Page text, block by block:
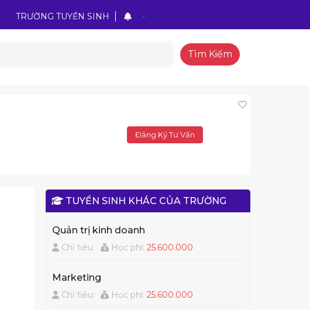
TRƯỜNG TUYỂN SINH
Tìm Kiếm
Đăng Ký Tư Vấn
TUYỂN SINH KHÁC CỦA TRƯỜNG
Quản trị kinh doanh
Chỉ tiêu: Học phí:25.600.000
Marketing
Chỉ tiêu: Học phí:25.600.000